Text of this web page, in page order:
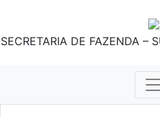
SECRETARIA DE FAZENDA –